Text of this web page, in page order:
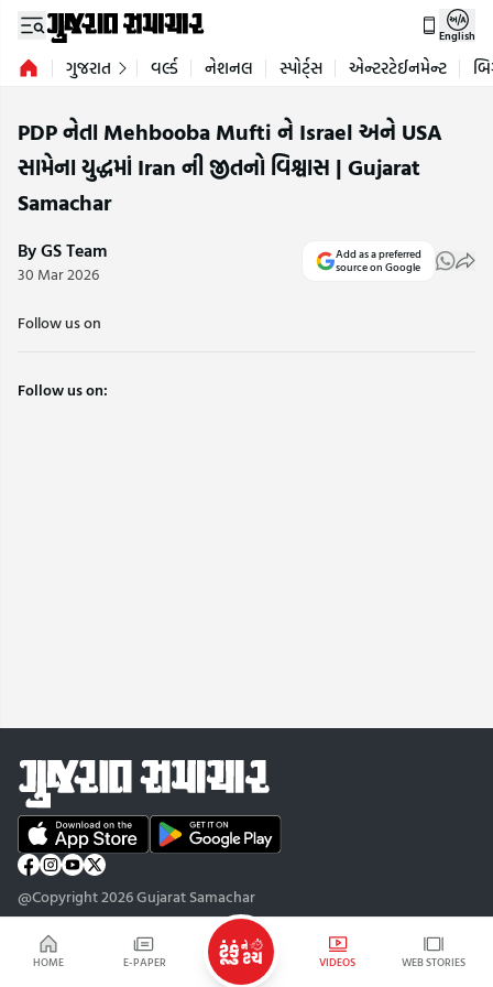
HOME E-PAPER VIDEOS WEB STORIES
English
ગુજરાત વર્લ્ડ નેશનલ સ્પોર્ટ્સ એન્ટરટેઈનમેન્ટ
PDP નેતા Mehbooba Mufti ને Israel અને USA
સામેના યુદ્ધમાં Iran ની જીતનો વિશ્વાસ | Gujarat
Samachar
By GS Team
30 Mar 2026
Add as a preferred
source on Google
Follow us on
Follow us on:
@Copyright 2026 Gujarat Samachar